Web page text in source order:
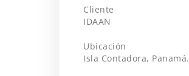
Cliente
IDAAN
Ubicación
Isla Contadora, Panamá.